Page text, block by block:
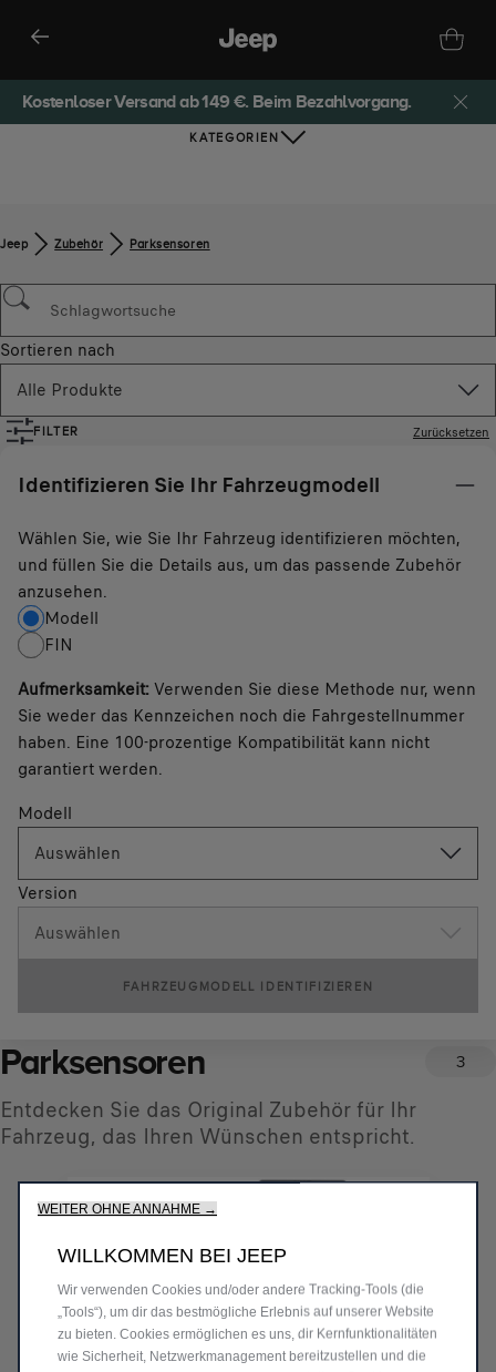
Kostenloser Versand ab 149 €. Beim Bezahlvorgang.
KATEGORIEN
Jeep Zubehör​ Parksensoren
Sortieren nach
Alle Produkte
FILTER Zurücksetzen
Identifizieren Sie Ihr Fahrzeugmodell
Wählen Sie, wie Sie Ihr Fahrzeug identifizieren möchten,
und füllen Sie die Details aus, um das passende Zubehör
anzusehen.
Modell
FIN
Aufmerksamkeit: Verwenden Sie diese Methode nur, wenn
Sie weder das Kennzeichen noch die Fahrgestellnummer
haben. Eine 100-prozentige Kompatibilität kann nicht
garantiert werden.
Modell
Auswählen
Version
Auswählen
FAHRZEUGMODELL IDENTIFIZIEREN
Parksensoren 3
Entdecken Sie das Original Zubehör für Ihr
Fahrzeug, das Ihren Wünschen entspricht.
WEITER OHNE ANNAHME →
WILLKOMMEN BEI JEEP
Wir verwenden Cookies und/oder andere Tracking‑Tools (die
„Tools“), um dir das bestmögliche Erlebnis auf unserer Website
zu bieten. Cookies ermöglichen es uns, dir Kernfunktionalitäten
wie Sicherheit, Netzwerkmanagement bereitzustellen und die